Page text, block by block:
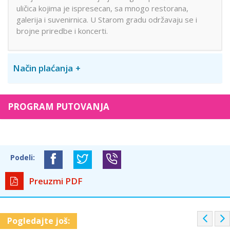
uličica kojima je ispresecan, sa mnogo restorana,
galerija i suvenirnica. U Starom gradu održavaju se i
brojne priredbe i koncerti.
Način plaćanja
PROGRAM PUTOVANJA
Podeli:
Preuzmi PDF
Pogledajte još: